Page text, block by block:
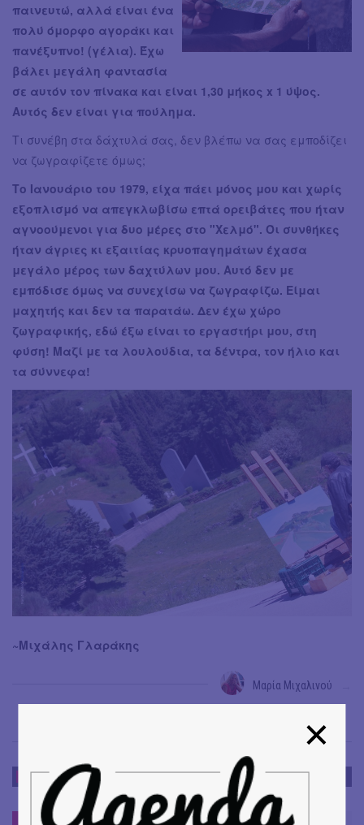
παινευτώ, αλλά είναι ένα
πολύ όμορφο αγοράκι και
πανέξυπνο! (γέλια). Έχω
βάλει μεγάλη φαντασία
σε αυτόν τον πίνακα και είναι 1,30 μήκος x 1 ύψος.
Αυτός δεν είναι για πούλημα.
Τι συνέβη στα δάχτυλά σας, δεν βλέπω να σας εμποδίζει
να ζωγραφίζετε όμως;
Το Ιανουάριο του 1979, είχα πάει μόνος μου και χωρίς
εξοπλισμό να απεγκλωβίσω επτά ορειβάτες που ήταν
αγνοούμενοι για δυο μέρες στο "Xελμό". Όι συνθήκες
ήταν άγριες κι εξαιτίας κρυοπαγημάτων έχασα
μεγάλο μέρος των δαχτύλων μου. Αυτό δεν με
εμπόδισε όμως να συνεχίσω να ζωγραφίζω. Είμαι
μαχητής και δεν τα παρατάω. Δεν έχω χώρο
ζωγραφικής, εδώ έξω είναι το εργαστήρι μου, στη
φύση! Μαζί με τα λουλούδια, τα δέντρα, τον ήλιο και
τα σύννεφα!
~Μιχάλης Γλαράκης
Μαρία Μιχαλινού
THE ATHENIANS
THE ATHENIANS